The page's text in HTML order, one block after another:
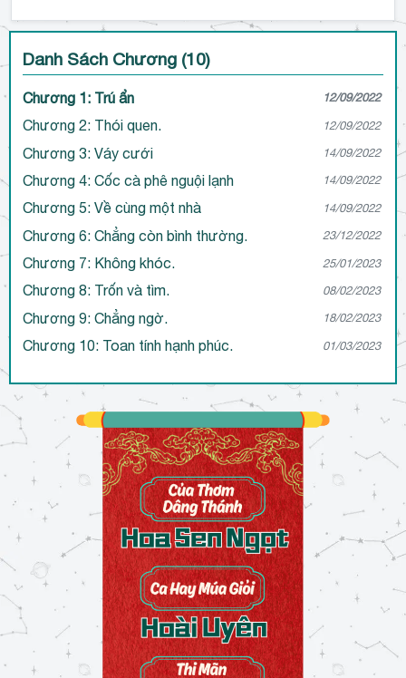
Danh Sách Chương (10)
Chương 1: Trú ẩn 12/09/2022
Chương 2: Thói quen. 12/09/2022
Chương 3: Váy cưới 14/09/2022
Chương 4: Cốc cà phê nguội lạnh 14/09/2022
Chương 5: Về cùng một nhà 14/09/2022
Chương 6: Chẳng còn bình thường. 23/12/2022
Chương 7: Không khóc. 25/01/2023
Chương 8: Trốn và tìm. 08/02/2023
Chương 9: Chẳng ngờ. 18/02/2023
Chương 10: Toan tính hạnh phúc. 01/03/2023